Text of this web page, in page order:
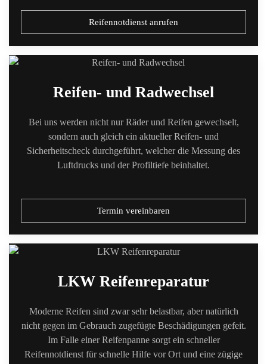
Reifennotdienst anrufen
Reifen- und Radwechsel
Bei uns werden nicht nur Räder und Reifen gewechselt,
sondern auch gleich ein aktueller Reifen- und
Sicherheitscheck durchgeführt, welcher die Messung des
Luftdrucks und der Profiltiefe beinhaltet.
Termin vereinbaren
LKW Reifenreparatur
Moderne Reifen sind zwar sehr belastbar, aber natürlich
nicht gegen im Gebrauch zugefügte Beschädigungen gefeit.
Im Falle einer Reifenpanne sorgt ein schneller
Reifennotdienst für schnelle Hilfe vor Ort und eine zügige